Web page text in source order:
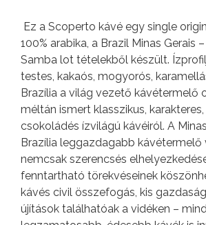
Ez a Scoperto kávé egy single
100% arabika, a Brazil Minas Gerais –
Samba lot tételekből készült.
testes, kakaós, mogyorós,
Brazília a világ vezető kávétermelő
méltán ismert klasszikus,
csokoládés ízvilágú kávéiról. A
Brazília leggazdagabb kávétermelő
nemcsak szerencsés
fenntartható törekvéseinek
kávés civil összefogás, kis
újítások találhatóak a vidéken –